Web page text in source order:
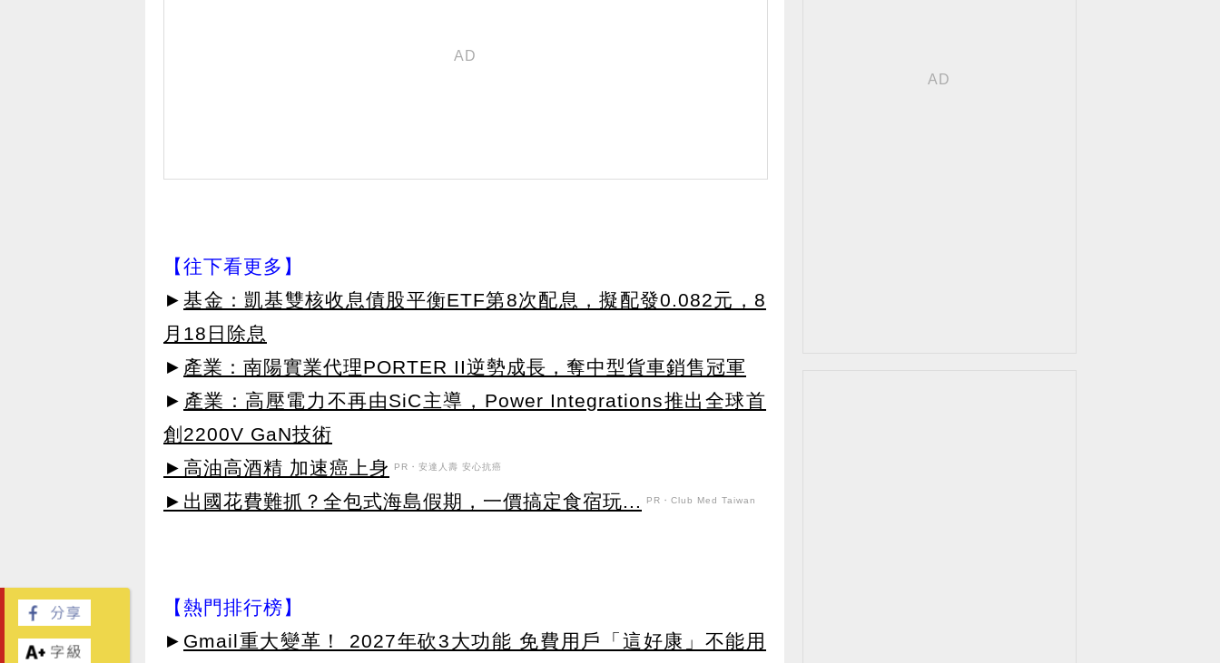
【往下看更多】
► 基金：凱基雙核收息債股平衡ETF第8次配息，擬配發0.082元，8
月18日除息
► 產業：南陽實業代理PORTER II逆勢成長，奪中型貨車銷售冠軍
► 產業：高壓電力不再由SiC主導，Power Integrations推出全球首
創2200V GaN技術
►高油高酒精 加速癌上身
PR・安達人壽 安心抗癌
►出國花費難抓？全包式海島假期，一價搞定食宿玩... PR・Club Med Taiwan
【熱門排行榜】
► Gmail重大變革！ 2027年砍3大功能 免費用戶「這好康」不能用